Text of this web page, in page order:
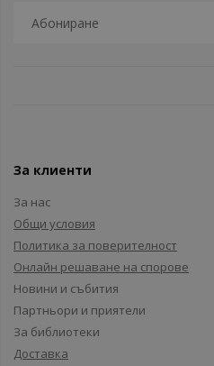
За клиенти
За нас
Общи условия
Политика за поверителност
Онлайн решаване на спорове
Новини и събития
Партньори и приятели
За библиотеки
Доставка